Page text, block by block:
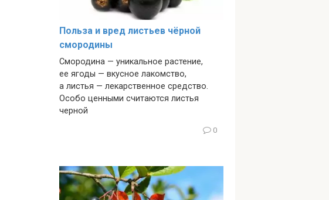
Польза и вред листьев чёрной
смородины
Смородина — уникальное растение,
ее ягоды — вкусное лакомство,
а листья — лекарственное средство.
Особо ценными считаются листья
черной
0